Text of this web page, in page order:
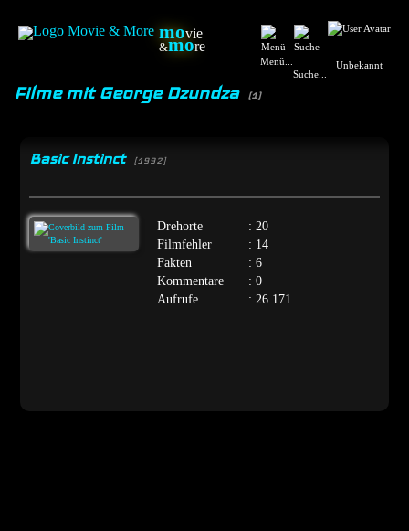
movie
&more
Menü...
Suche...
Unbekannt
Filme mit George Dzundza (1)
Basic Instinct [1992]
Drehorte
: 20
Filmfehler
: 14
Fakten
: 6
Kommentare
: 0
Aufrufe
: 26.171